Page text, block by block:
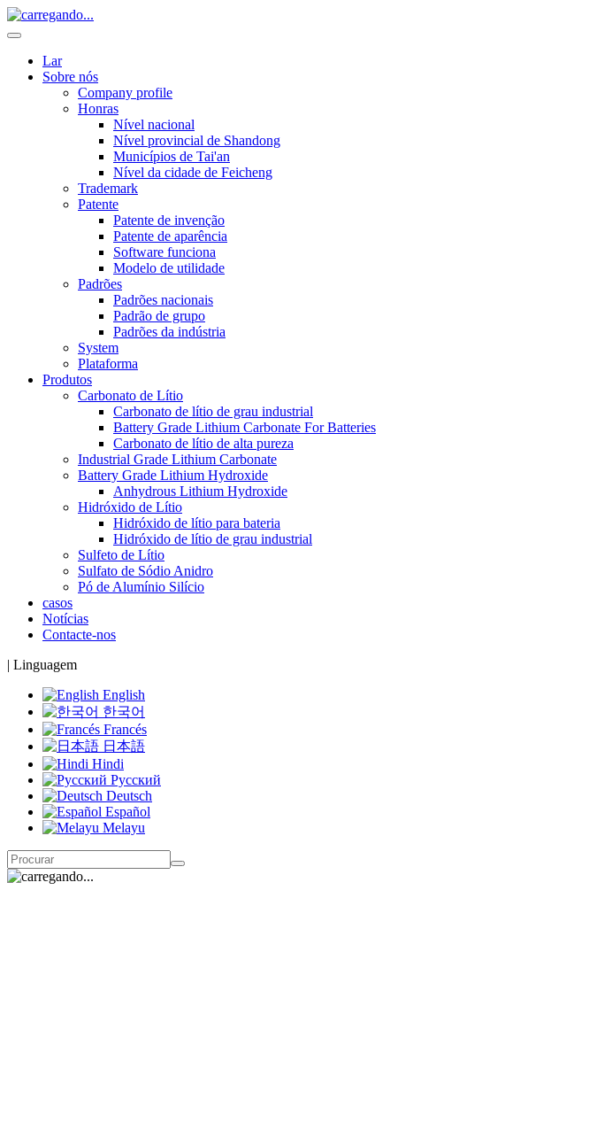
Lar
Sobre nós
Company profile
Honras
Nível nacional
Nível provincial de Shandong
Municípios de Tai'an
Nível da cidade de Feicheng
Trademark
Patente
Patente de invenção
Patente de aparência
Software funciona
Modelo de utilidade
Padrões
Padrões nacionais
Padrão de grupo
Padrões da indústria
System
Plataforma
Produtos
Carbonato de Lítio
Carbonato de lítio de grau industrial
Battery Grade Lithium Carbonate For Batteries
Carbonato de lítio de alta pureza
Industrial Grade Lithium Carbonate
Battery Grade Lithium Hydroxide
Anhydrous Lithium Hydroxide
Hidróxido de Lítio
Hidróxido de lítio para bateria
Hidróxido de lítio de grau industrial
Sulfeto de Lítio
Sulfato de Sódio Anidro
Pó de Alumínio Silício
casos
Notícias
Contacte-nos
| Linguagem
English
한국어
Francés
日本語
Hindi
Русский
Deutsch
Español
Melayu